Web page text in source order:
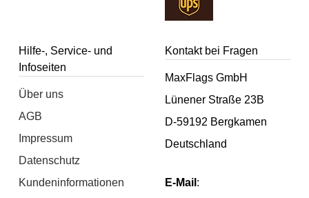
Hilfe-, Service- und
Infoseiten
Über uns
AGB
Impressum
Datenschutz
Kundeninformationen
Kontakt bei Fragen
MaxFlags GmbH
Lünener Straße 23B
D-59192 Bergkamen
Deutschland
E-Mail :